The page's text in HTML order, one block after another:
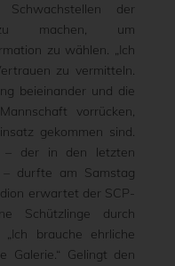
der
machen, um
zu wählen. „Ich
zu vermitteln.
beieinander und die
vorrücken,
gekommen sind.
– der in den letzten
durfte am Samstag
erwartet der SCP-
Schützlinge durch
brauche ehrliche
Galerie.“ Gelingt den